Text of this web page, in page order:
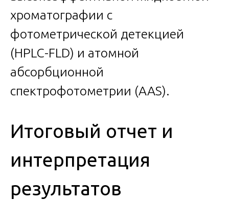
хроматографии с
фотометрической детекцией
(HPLC-FLD) и атомной
абсорбционной
спектрофотометрии (AAS).
Итоговый отчет и
интерпретация
результатов